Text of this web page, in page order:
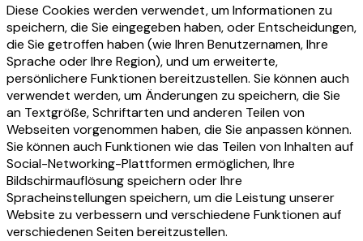
Diese Cookies werden verwendet, um Informationen zu
speichern, die Sie eingegeben haben, oder Entscheidungen,
die Sie getroffen haben (wie Ihren Benutzernamen, Ihre
Sprache oder Ihre Region), und um erweiterte,
persönlichere Funktionen bereitzustellen. Sie können auch
verwendet werden, um Änderungen zu speichern, die Sie
an Textgröße, Schriftarten und anderen Teilen von
Webseiten vorgenommen haben, die Sie anpassen können.
Sie können auch Funktionen wie das Teilen von Inhalten auf
Social-Networking-Plattformen ermöglichen, Ihre
Bildschirmauflösung speichern oder Ihre
Spracheinstellungen speichern, um die Leistung unserer
Website zu verbessern und verschiedene Funktionen auf
verschiedenen Seiten bereitzustellen.